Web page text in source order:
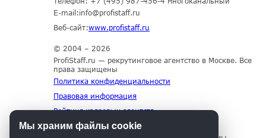
E-mail:info@profistaff.ru
Веб-сайт:www.profistaff.ru
© 2004 – 2026
ProfiStaff.ru — рекрутинговое агентство в Москве. Все
права защищены
Политика конфиденциальности
Правовая информация
Рейтинг кадровых агентств
Мы храним файлы cookie